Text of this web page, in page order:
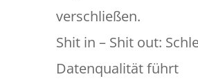
verschließen.
Shit in – Shit out:
Datenqualität führt